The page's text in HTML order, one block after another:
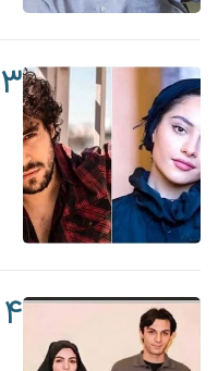
۳
۴